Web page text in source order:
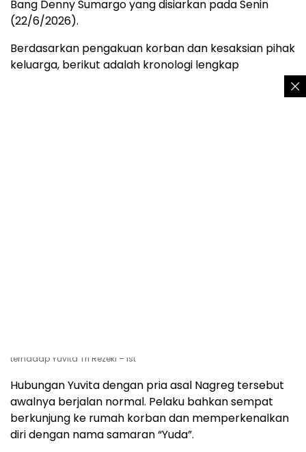
Bang Denny Sumargo yang disiarkan pada Senin
(22/6/2026).
Berdasarkan pengakuan korban dan kesaksian pihak
keluarga, berikut adalah kronologi lengkap
terhadap Yuvita Tri Rezeki – Ist
Hubungan Yuvita dengan pria asal Nagreg tersebut
awalnya berjalan normal. Pelaku bahkan sempat
berkunjung ke rumah korban dan memperkenalkan
diri dengan nama samaran “Yuda”.